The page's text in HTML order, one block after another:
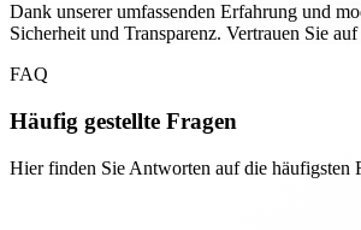
Dank unserer umfassenden Erfahrung und
Sicherheit und Transparenz. Vertrauen Sie
FAQ
Häufig gestellte Fragen
Hier finden Sie Antworten auf die häufigsten